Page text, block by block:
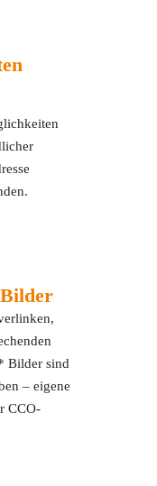
Bilder sind
– eigene
CCO-